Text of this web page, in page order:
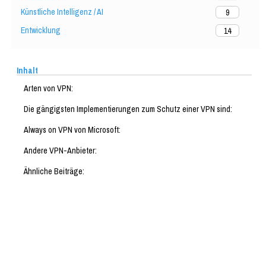
Künstliche Intelligenz / AI
9
Entwicklung
14
Inhalt
Arten von VPN:
Die gängigsten Implementierungen zum Schutz einer VPN sind:
Always on VPN von Microsoft:
Andere VPN-Anbieter:
Ähnliche Beiträge: